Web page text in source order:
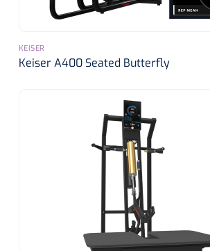
Standaard schaar - gebogen - stomp/
KEISER
Keiser A400 Seated Butterfly